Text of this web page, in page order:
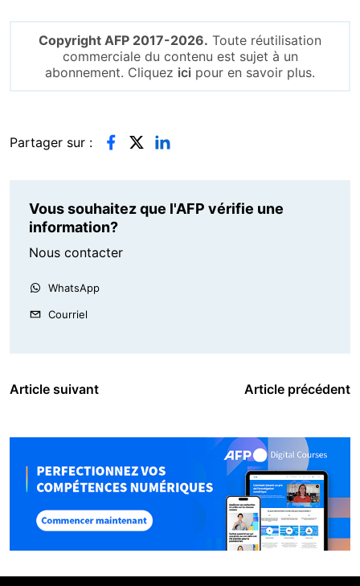
Copyright AFP 2017-2026. Toute réutilisation
commerciale du contenu est sujet à un
abonnement. Cliquez ici pour en savoir plus.
Partager sur :
Vous souhaitez que l'AFP vérifie une
information?
Nous contacter
WhatsApp
Courriel
Article suivant Article précédent